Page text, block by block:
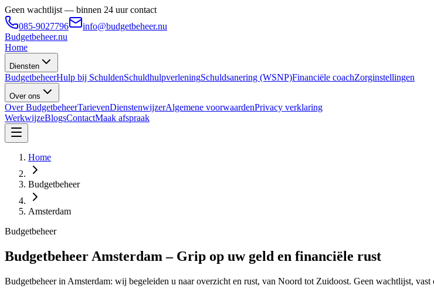
Geen wachtlijst — binnen 24 uur contact
085-9027796
info@budgetbeheer.nu
Budgetbeheer.nu
Home
Diensten
BudgetbeheerHulp bij SchuldenSchuldhulpverleningSchuldsanering (WSNP)Financiële coachZorginstellingen
Over ons
Over BudgetbeheerTarievenDienstenwijzerAlgemene voorwaardenPrivacy verklaring
WerkwijzeBlogsContactMaak afspraak
Home
Budgetbeheer
Amsterdam
Budgetbeheer
Budgetbeheer Amsterdam – Grip op uw geld en financiële rust
Budgetbeheer in Amsterdam: wij begeleiden u naar overzicht en rust, van Noord tot Zuidoost. Geen wachtlijst,